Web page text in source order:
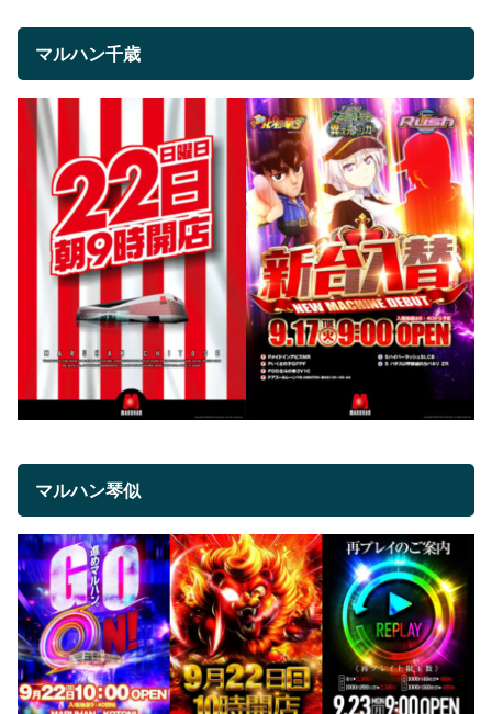
マルハン千歳
マルハン琴似